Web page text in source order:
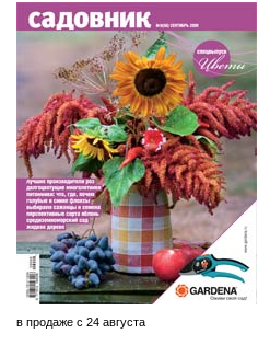
в продаже с 24 августа